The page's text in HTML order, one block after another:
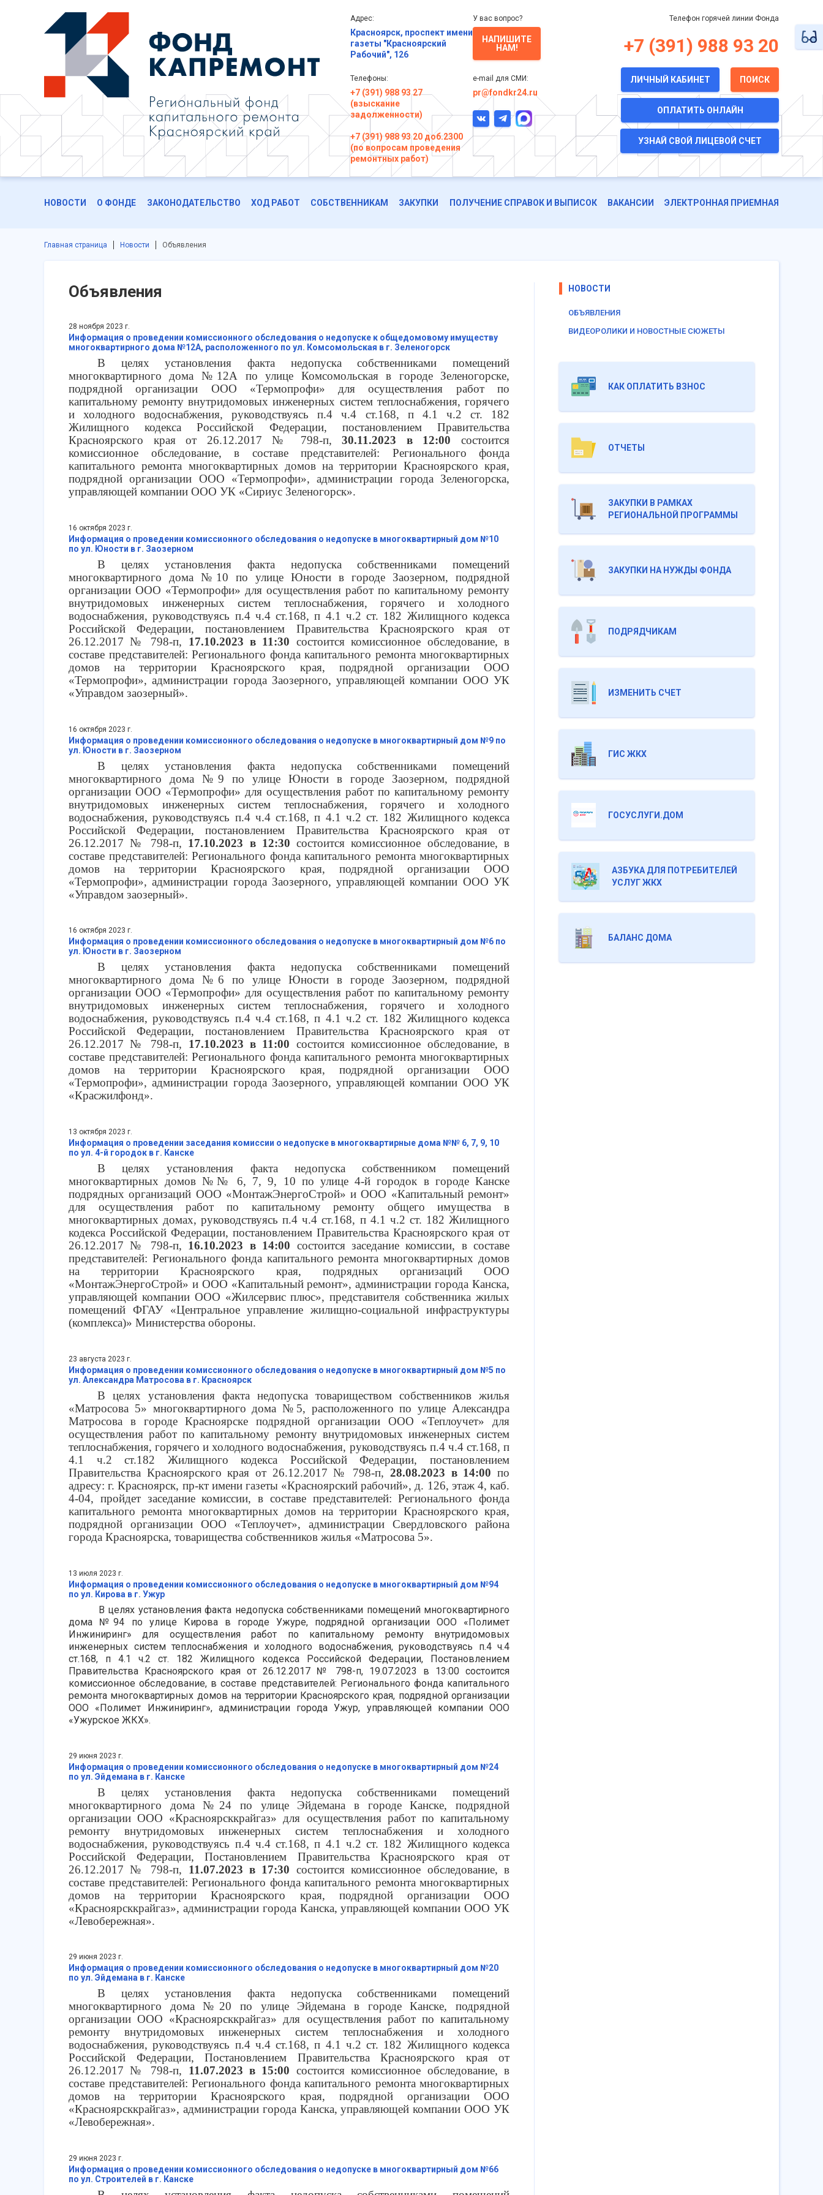
Адрес:
Красноярск, проспект имени
газеты "Красноярский
Рабочий", 126
Телефоны:
+7 (391) 988 93 27
(взыскание
задолженности)
+7 (391) 988 93 20 доб.2300
(по вопросам проведения
ремонтных работ)
У вас вопрос?
НАПИШИТЕ
НАМ!
e-mail для СМИ:
pr@fondkr24.ru
Телефон горячей линии Фонда
+7 (391) 988 93 20
ЛИЧНЫЙ КАБИНЕТ ПОИСК
ОПЛАТИТЬ ОНЛАЙН
УЗНАЙ СВОЙ ЛИЦЕВОЙ СЧЕТ
НОВОСТИ О ФОНДЕ ЗАКОНОДАТЕЛЬСТВО ХОД РАБОТ СОБСТВЕННИКАМ ЗАКУПКИ ПОЛУЧЕНИЕ СПРАВОК И ВЫПИСОК ВАКАНСИИ ЭЛЕКТРОННАЯ ПРИЕМНАЯ
Главная страница Новости Объявления
Объявления
28 ноября 2023 г.
Информация о проведении комиссионного обследования о недопуске к общедомовому имуществу
многоквартирного дома №12А, расположенного по ул. Комсомольская в г. Зеленогорск
В целях установления факта недопуска собственниками помещений
многоквартирного дома №12А по улице Комсомольская в городе Зеленогорске,
подрядной организации ООО «Термопрофи» для осуществления работ по
капитальному ремонту внутридомовых инженерных систем теплоснабжения, горячего
и холодного водоснабжения, руководствуясь п.4 ч.4 ст.168, п 4.1 ч.2 ст. 182
Жилищного кодекса Российской Федерации, постановлением Правительства
Красноярского края от 26.12.2017 № 798-п,30.11.2023 в 12:00 состоится
комиссионное обследование, в составе представителей: Регионального фонда
капитального ремонта многоквартирных домов на территории Красноярского края,
подрядной организации ООО «Термопрофи», администрации города Зеленогорска,
управляющей компании ООО УК «Сириус Зеленогорск».
16 октября 2023 г.
Информация о проведении комиссионного обследования о недопуске в многоквартирный дом №10
по ул. Юности в г. Заозерном
В целях установления факта недопуска собственниками помещений
многоквартирного дома №10 по улице Юности в городе Заозерном, подрядной
организации ООО «Термопрофи» для осуществления работ по капитальному ремонту
внутридомовых инженерных систем теплоснабжения, горячего и холодного
водоснабжения, руководствуясь п.4 ч.4 ст.168, п 4.1 ч.2 ст. 182 Жилищного кодекса
Российской Федерации, постановлением Правительства Красноярского края от
26.12.2017 № 798-п, 17.10.2023 в 11:30 состоится комиссионное обследование, в
составе представителей: Регионального фонда капитального ремонта многоквартирных
домов на территории Красноярского края, подрядной организации ООО
«Термопрофи», администрации города Заозерного, управляющей компании ООО УК
«Управдом заозерный».
16 октября 2023 г.
Информация о проведении комиссионного обследования о недопуске в многоквартирный дом №9 по
ул. Юности в г. Заозерном
В целях установления факта недопуска собственниками помещений
многоквартирного дома №9 по улице Юности в городе Заозерном, подрядной
организации ООО «Термопрофи» для осуществления работ по капитальному ремонту
внутридомовых инженерных систем теплоснабжения, горячего и холодного
водоснабжения, руководствуясь п.4 ч.4 ст.168, п 4.1 ч.2 ст. 182 Жилищного кодекса
Российской Федерации, постановлением Правительства Красноярского края от
26.12.2017 № 798-п, 17.10.2023 в 12:30 состоится комиссионное обследование, в
составе представителей: Регионального фонда капитального ремонта многоквартирных
домов на территории Красноярского края, подрядной организации ООО
«Термопрофи», администрации города Заозерного, управляющей компании ООО УК
«Управдом заозерный».
16 октября 2023 г.
Информация о проведении комиссионного обследования о недопуске в многоквартирный дом №6 по
ул. Юности в г. Заозерном
В целях установления факта недопуска собственниками помещений
многоквартирного дома №6 по улице Юности в городе Заозерном, подрядной
организации ООО «Термопрофи» для осуществления работ по капитальному ремонту
внутридомовых инженерных систем теплоснабжения, горячего и холодного
водоснабжения, руководствуясь п.4 ч.4 ст.168, п 4.1 ч.2 ст. 182 Жилищного кодекса
Российской Федерации, постановлением Правительства Красноярского края от
26.12.2017 № 798-п, 17.10.2023 в 11:00 состоится комиссионное обследование, в
составе представителей: Регионального фонда капитального ремонта многоквартирных
домов на территории Красноярского края, подрядной организации ООО
«Термопрофи», администрации города Заозерного, управляющей компании ООО УК
«Красжилфонд».
13 октября 2023 г.
Информация о проведении заседания комиссии о недопуске в многоквартирные дома №№ 6, 7, 9, 10
по ул. 4-й городок в г. Канске
В целях установления факта недопуска собственником помещений
многоквартирных домов №№ 6, 7, 9, 10 по улице 4-й городок в городе Канске
подрядных организаций ООО «МонтажЭнергоСтрой» и ООО «Капитальный ремонт»
для осуществления работ по капитальному ремонту общего имущества в
многоквартирных домах, руководствуясь п.4 ч.4 ст.168, п 4.1 ч.2 ст. 182 Жилищного
кодекса Российской Федерации, постановлением Правительства Красноярского края от
26.12.2017 № 798-п, 16.10.2023 в 14:00 состоится заседание комиссии, в составе
представителей: Регионального фонда капитального ремонта многоквартирных домов
на территории Красноярского края, подрядных организаций ООО
«МонтажЭнергоСтрой» и ООО «Капитальный ремонт», администрации города Канска,
управляющей компании ООО «Жилсервис плюс», представителя собственника жилых
помещений ФГАУ «Центральное управление жилищно-социальной инфраструктуры
(комплекса)» Министерства обороны.
23 августа 2023 г.
Информация о проведении комиссионного обследования о недопуске в многоквартирный дом №5 по
ул. Александра Матросова в г. Красноярск
В целях установления факта недопуска товариществом собственников жилья
«Матросова 5» многоквартирного дома №5, расположенного по улице Александра
Матросова в городе Красноярске подрядной организации ООО «Теплоучет» для
осуществления работ по капитальному ремонту внутридомовых инженерных систем
теплоснабжения, горячего и холодного водоснабжения, руководствуясь п.4 ч.4 ст.168, п
4.1 ч.2 ст.182 Жилищного кодекса Российской Федерации, постановлением
Правительства Красноярского края от 26.12.2017 № 798-п,28.08.2023 в 14:00 по
адресу: г. Красноярск, пр-кт имени газеты «Красноярский рабочий», д. 126, этаж 4, каб.
4-04, пройдет заседание комиссии, в составе представителей: Регионального фонда
капитального ремонта многоквартирных домов на территории Красноярского края,
подрядной организации ООО «Теплоучет», администрации Свердловского района
города Красноярска, товарищества собственников жилья «Матросова 5».
13 июля 2023 г.
Информация о проведении комиссионного обследования о недопуске в многоквартирный дом №94
по ул. Кирова в г. Ужур
В целях установления факта недопуска собственниками помещений многоквартирного
дома №94 по улице Кирова в городе Ужуре, подрядной организации ООО «Полимет
Инжиниринг» для осуществления работ по капитальному ремонту внутридомовых
инженерных систем теплоснабжения и холодного водоснабжения, руководствуясь п.4 ч.4
ст.168, п 4.1 ч.2 ст. 182 Жилищного кодекса Российской Федерации, Постановлением
Правительства Красноярского края от 26.12.2017 № 798-п, 19.07.2023 в 13:00 состоится
комиссионное обследование, в составе представителей: Регионального фонда капитального
ремонта многоквартирных домов на территории Красноярского края, подрядной организации
ООО «Полимет Инжиниринг», администрации города Ужур, управляющей компании ООО
«Ужурское ЖКХ».
29 июня 2023 г.
Информация о проведении комиссионного обследования о недопуске в многоквартирный дом №24
по ул. Эйдемана в г. Канске
В целях установления факта недопуска собственниками помещений
многоквартирного дома №24 по улице Эйдемана в городе Канске, подрядной
организации ООО «Красноярсккрайгаз» для осуществления работ по капитальному
ремонту внутридомовых инженерных систем теплоснабжения и холодного
водоснабжения, руководствуясь п.4 ч.4 ст.168, п 4.1 ч.2 ст. 182 Жилищного кодекса
Российской Федерации, Постановлением Правительства Красноярского края от
26.12.2017 № 798-п, 11.07.2023 в 17:30 состоится комиссионное обследование, в
составе представителей: Регионального фонда капитального ремонта многоквартирных
домов на территории Красноярского края, подрядной организации ООО
«Красноярсккрайгаз», администрации города Канска, управляющей компании ООО УК
«Левобережная».
29 июня 2023 г.
Информация о проведении комиссионного обследования о недопуске в многоквартирный дом №20
по ул. Эйдемана в г. Канске
В целях установления факта недопуска собственниками помещений
многоквартирного дома №20 по улице Эйдемана в городе Канске, подрядной
организации ООО «Красноярсккрайгаз» для осуществления работ по капитальному
ремонту внутридомовых инженерных систем теплоснабжения и холодного
водоснабжения, руководствуясь п.4 ч.4 ст.168, п 4.1 ч.2 ст. 182 Жилищного кодекса
Российской Федерации, Постановлением Правительства Красноярского края от
26.12.2017 № 798-п, 11.07.2023 в 15:00 состоится комиссионное обследование, в
составе представителей: Регионального фонда капитального ремонта многоквартирных
домов на территории Красноярского края, подрядной организации ООО
«Красноярсккрайгаз», администрации города Канска, управляющей компании ООО УК
«Левобережная».
29 июня 2023 г.
Информация о проведении комиссионного обследования о недопуске в многоквартирный дом №66
по ул. Строителей в г. Канске
НОВОСТИ
ОБЪЯВЛЕНИЯ
ВИДЕОРОЛИКИ И НОВОСТНЫЕ СЮЖЕТЫ
КАК ОПЛАТИТЬ ВЗНОС
ОТЧЕТЫ
ЗАКУПКИ В РАМКАХ
РЕГИОНАЛЬНОЙ ПРОГРАММЫ
ЗАКУПКИ НА НУЖДЫ ФОНДА
ПОДРЯДЧИКАМ
ИЗМЕНИТЬ СЧЕТ
ГИС ЖКХ
ГОСУСЛУГИ.ДОМ
АЗБУКА ДЛЯ ПОТРЕБИТЕЛЕЙ
УСЛУГ ЖКХ
БАЛАНС ДОМА